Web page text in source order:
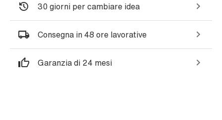
30 giorni per cambiare idea
Consegna in 48 ore lavorative
Garanzia di 24 mesi